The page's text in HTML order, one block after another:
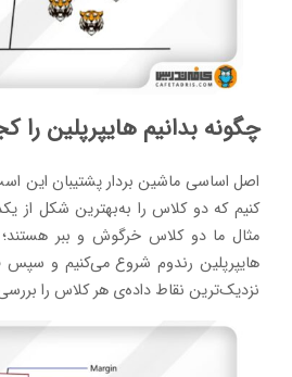
چگونه بدانیم هایپرپلین را
اصل اساسی ماشین بردار پشتیبان این
کنیم که دو کلاس را به‌بهترین شکل از
مثال ما دو کلاس خرگوش و ببر هستند؛
هایپرپلین رندوم شروع می‌کنیم و سپس
نزدیک‌ترین نقاط داده‌ی هر کلاس را